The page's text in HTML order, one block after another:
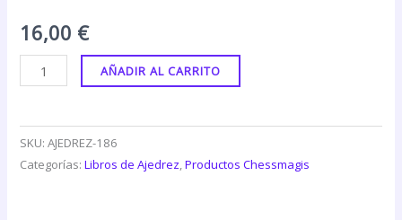
16,00 €
AÑADIR AL CARRITO
SKU:AJEDREZ-186
Categorías:Libros de Ajedrez,Productos Chessmagis